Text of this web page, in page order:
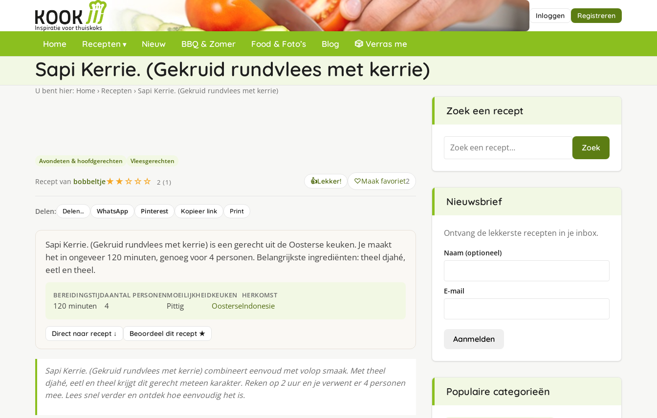
Inloggen Registreren
Home Recepten Nieuw BBQ & Zomer Food & Foto’s Blog 🎲 Verras me
Sapi Kerrie. (Gekruid rundvlees met kerrie)
U bent hier: Home › Recepten › Sapi Kerrie. (Gekruid rundvlees met kerrie)
Avondeten & hoofdgerechten Vleesgerechten
Recept van bobbeltje★★☆☆☆ 2 (1) 👍Lekker! Maak favoriet2
Delen: Delen… WhatsApp Pinterest Kopieer link Print
Sapi Kerrie. (Gekruid rundvlees met kerrie) is een gerecht uit de Oosterse keuken. Je maakt
het in ongeveer 120 minuten, genoeg voor 4 personen. Belangrijkste ingrediënten: theel djahé,
eetl en theel.
BEREIDINGSTIJD
120 minuten
AANTAL PERSONEN
4
MOEILIJKHEID
Pittig
KEUKEN
Oosterse
HERKOMST
Indonesie
Direct naar recept ↓ Beoordeel dit recept ★
Sapi Kerrie. (Gekruid rundvlees met kerrie) combineert eenvoud met volop smaak. Met theel
djahé, eetl en theel krijgt dit gerecht meteen karakter. Reken op 2 uur en je verwent er 4 personen
mee. Lees snel verder en ontdek hoe eenvoudig het is.
Zoek een recept
Zoeken
naar:
Zoek
Nieuwsbrief
Ontvang de lekkerste recepten in je inbox.
Naam (optioneel)
E-mail
Aanmelden
Populaire categorieën